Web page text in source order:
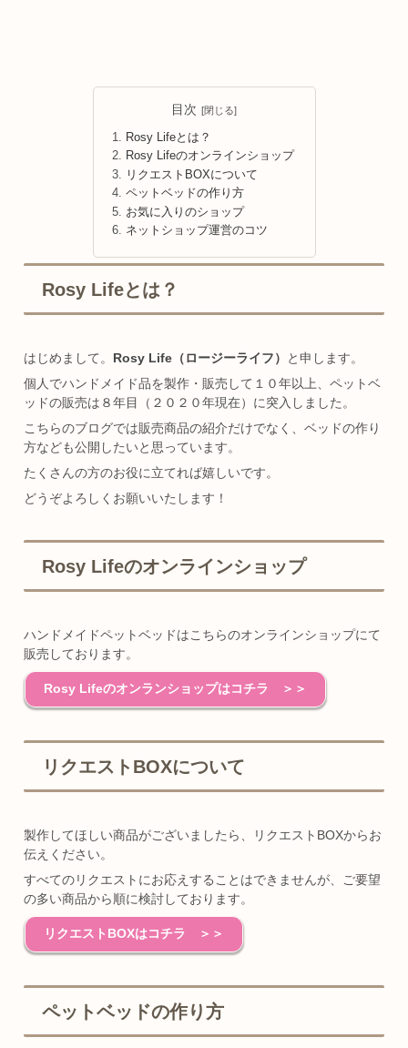
目次
Rosy Lifeとは？
Rosy Lifeのオンラインショップ
リクエストBOXについて
ペットベッドの作り方
お気に入りのショップ
ネットショップ運営のコツ
Rosy Lifeとは？
はじめまして。 Rosy Life（ロージーライフ）
と申します。
個人でハンドメイド品を製作・販売して１０年以上、ペットベ
ッドの販売は８年目（２０２０年現在）に突入しました。
こちらのブログでは販売商品の紹介だけでなく、ベッドの作り
方なども公開したいと思っています。
たくさんの方のお役に立てれば嬉しいです。
どうぞよろしくお願いいたします！
Rosy Lifeのオンラインショップ
ハンドメイドペットベッドはこちらのオンラインショップにて
販売しております。
Rosy Lifeのオンランショップはコチラ ＞＞
リクエストBOXについて
製作してほしい商品がございましたら、リクエストBOXからお
伝えください。
すべてのリクエストにお応えすることはできませんが、ご要望
の多い商品から順に検討しております。
リクエストBOXはコチラ ＞＞
ペットベッドの作り方